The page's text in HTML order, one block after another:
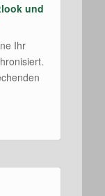
und
Ihr